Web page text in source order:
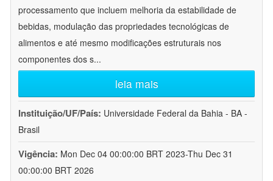
processamento que incluem melhoria da estabilidade de
bebidas, modulação das propriedades tecnológicas de
alimentos e até mesmo modificações estruturais nos
componentes dos s...
leia mais
Instituição/UF/País: Universidade Federal da Bahia - BA -
Brasil
Vigência: Mon Dec 04 00:00:00 BRT 2023-Thu Dec 31
00:00:00 BRT 2026